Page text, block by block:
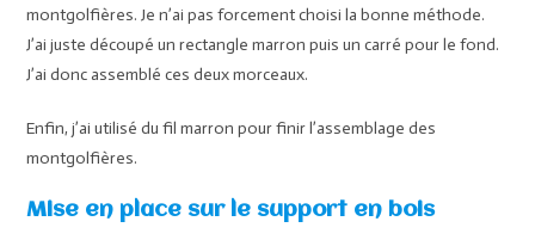
montgolfières. Je n’ai pas forcement choisi la bonne méthode.
J’ai juste découpé un rectangle marron puis un carré pour le fond.
J’ai donc assemblé ces deux morceaux.
Enfin, j’ai utilisé du fil marron pour finir l’assemblage des
montgolfières.
Mise en place sur le support en bois